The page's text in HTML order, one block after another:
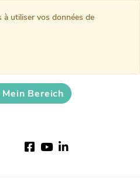
Mein Bereich
Facebook
YoutubeLinkedIn
utiliser vos données de